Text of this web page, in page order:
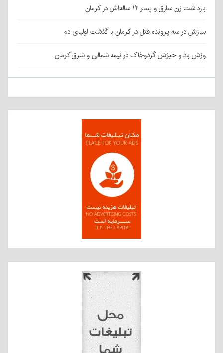
بازداشت زن سارق و پسر ۱۲ ساله‌اش در کرمان
سازش در سه پرونده قتل در کرمان با گذشت اولیای دم
وزش باد و خیزش گردوخاک در نیمه شمالی و شرق کرمان